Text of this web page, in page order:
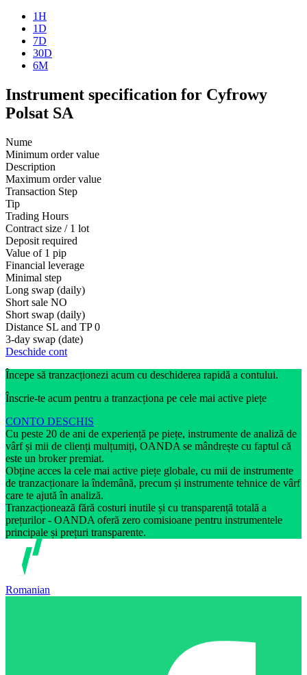
1H
1D
7D
30D
6M
Instrument specification for Cyfrowy
Polsat SA
Nume
Minimum order value
Description
Maximum order value
Transaction Step
Tip
Trading Hours
Contract size / 1 lot
Deposit required
Value of 1 pip
Financial leverage
Minimal step
Long swap (daily)
Short sale NO
Short swap (daily)
Distance SL and TP 0
3-day swap (date)
Deschide cont
Începe să tranzacționezi acum cu deschiderea rapidă a contului.
Înscrie-te acum pentru a tranzacționa pe cele mai active piețe
CONTO DESCHIS
Cu peste 20 de ani de experiență pe piețe, instrumente de analiză de
vârf și mii de clienți mulțumiți, OANDA se mândrește cu faptul că
este un broker premiat.
Obține acces la cele mai active piețe globale, cu mii de instrumente
de tranzacționare la îndemână, precum și instrumente tehnice de vârf
care te ajută în analiză.
Tranzacționează fără costuri inutile și cu transparență totală a
prețurilor - OANDA oferă zero comisioane pentru instrumentele
principale și prețuri transparente.
Romanian